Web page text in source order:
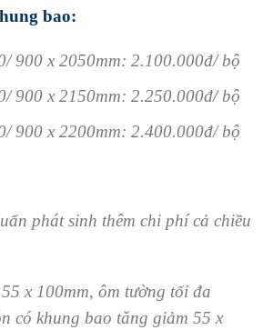
bao:
900 x 2050mm: 2.100.000đ/ bộ
900 x 2150mm: 2.250.000đ/ bộ
900 x 2200mm: 2.400.000đ/ bộ
phát sinh thêm chi phí cả chiều
x 100mm, ôm tường tối đa
có khung bao tăng giảm 55 x